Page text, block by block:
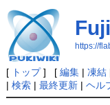
https://
[ トップ] [ 編集| 凍結
| 検索| 最終更新| ヘル